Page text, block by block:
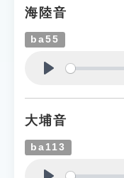
海陸音
ba55
大埔音
ba113